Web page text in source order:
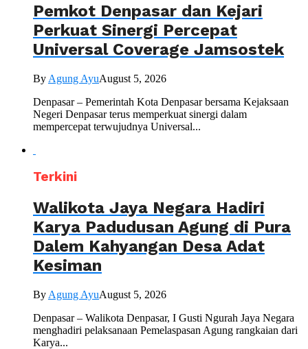
Pemkot Denpasar dan Kejari
Perkuat Sinergi Percepat
Universal Coverage Jamsostek
By Agung AyuAugust 5, 2026
Denpasar – Pemerintah Kota Denpasar bersama Kejaksaan
Negeri Denpasar terus memperkuat sinergi dalam
mempercepat terwujudnya Universal...
Terkini
Walikota Jaya Negara Hadiri
Karya Padudusan Agung di Pura
Dalem Kahyangan Desa Adat
Kesiman
By Agung AyuAugust 5, 2026
Denpasar – Walikota Denpasar, I Gusti Ngurah Jaya Negara
menghadiri pelaksanaan Pemelaspasan Agung rangkaian dari
Karya...